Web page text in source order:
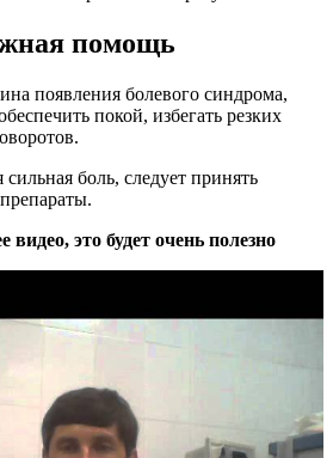
помощь
появления болевого синдрома,
покой, избегать резких
боль, следует принять
это будет очень полезно